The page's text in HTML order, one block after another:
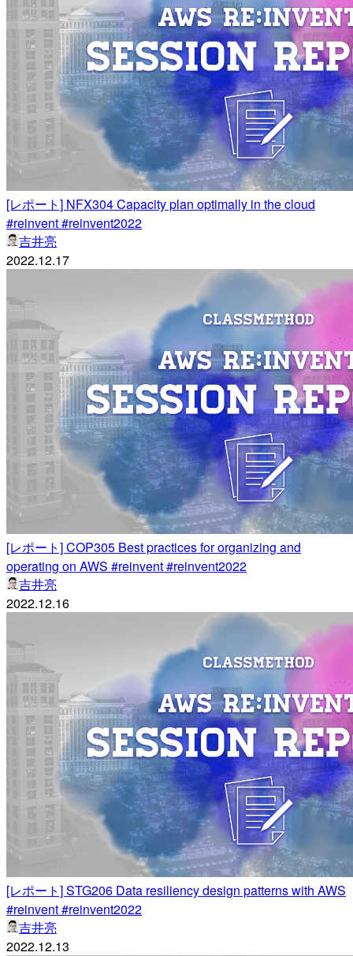
[レポート] NFX304 Capacity plan optimally in the cloud
#reinvent #reinvent2022
吉井亮
2022.12.17
[レポート] COP305 Best practices for organizing and
operating on AWS #reinvent #reinvent2022
吉井亮
2022.12.16
[レポート] STG206 Data resiliency design patterns with AWS
#reinvent #reinvent2022
吉井亮
2022.12.13